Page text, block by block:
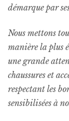
démarque par
Nous mettons
manière la plus
une grande
chaussures et
respectant les
sensibilisées à